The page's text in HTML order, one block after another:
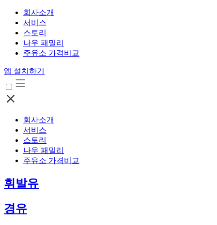
회사소개
서비스
스토리
나우 패밀리
주유소 가격비교
앱 설치하기
회사소개
서비스
스토리
나우 패밀리
주유소 가격비교
휘발유
경유